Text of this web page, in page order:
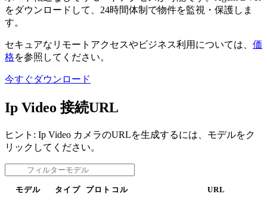
をダウンロードして、24時間体制で物件を監視・保護しま
す。
セキュアなリモートアクセスやビジネス利用については、 価
格を参照してください。
今すぐダウンロード
Ip Video 接続URL
ヒント: Ip Video カメラのURLを生成するには、モデルをク
リックしてください。
モデル タイプ プロトコル URL